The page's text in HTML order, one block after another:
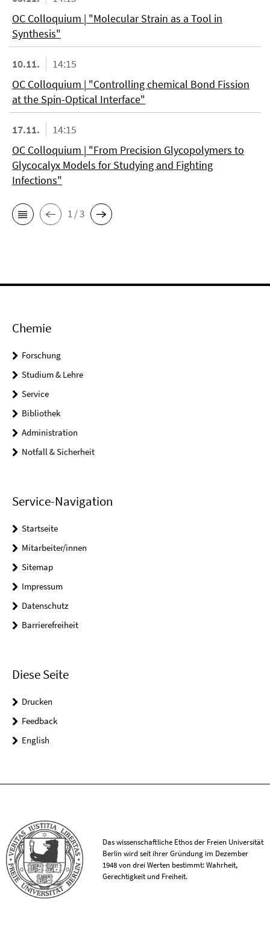
OC Colloquium | "Molecular Strain as a Tool in
Synthesis"
10.11.
14:15
OC Colloquium | "Controlling chemical Bond Fission
at the Spin-Optical Interface"
17.11.
14:15
OC Colloquium | "From Precision Glycopolymers to
Glycocalyx Models for Studying and Fighting
Infections"
1 / 3
Chemie
Forschung
Studium & Lehre
Service
Bibliothek
Administration
Notfall & Sicherheit
Service-Navigation
Startseite
Mitarbeiter/innen
Sitemap
Impressum
Datenschutz
Barrierefreiheit
Diese Seite
Drucken
Feedback
English
Das wissenschaftliche Ethos der Freien Universität
Berlin wird seit ihrer Gründung im Dezember
1948 von drei Werten bestimmt: Wahrheit,
Gerechtigkeit und Freiheit.